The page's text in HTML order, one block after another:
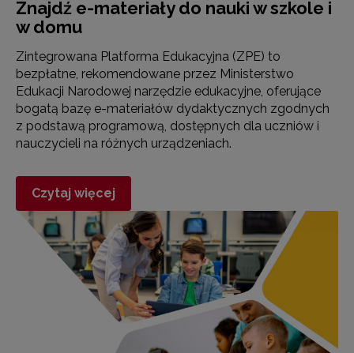
Znajdź e-materiały do nauki w szkole i
w domu
Zintegrowana Platforma Edukacyjna (ZPE) to
bezpłatne, rekomendowane przez Ministerstwo
Edukacji Narodowej narzędzie edukacyjne, oferujące
bogatą bazę e-materiałów dydaktycznych zgodnych
z podstawą programową, dostępnych dla uczniów i
nauczycieli na różnych urządzeniach.
Czytaj więcej